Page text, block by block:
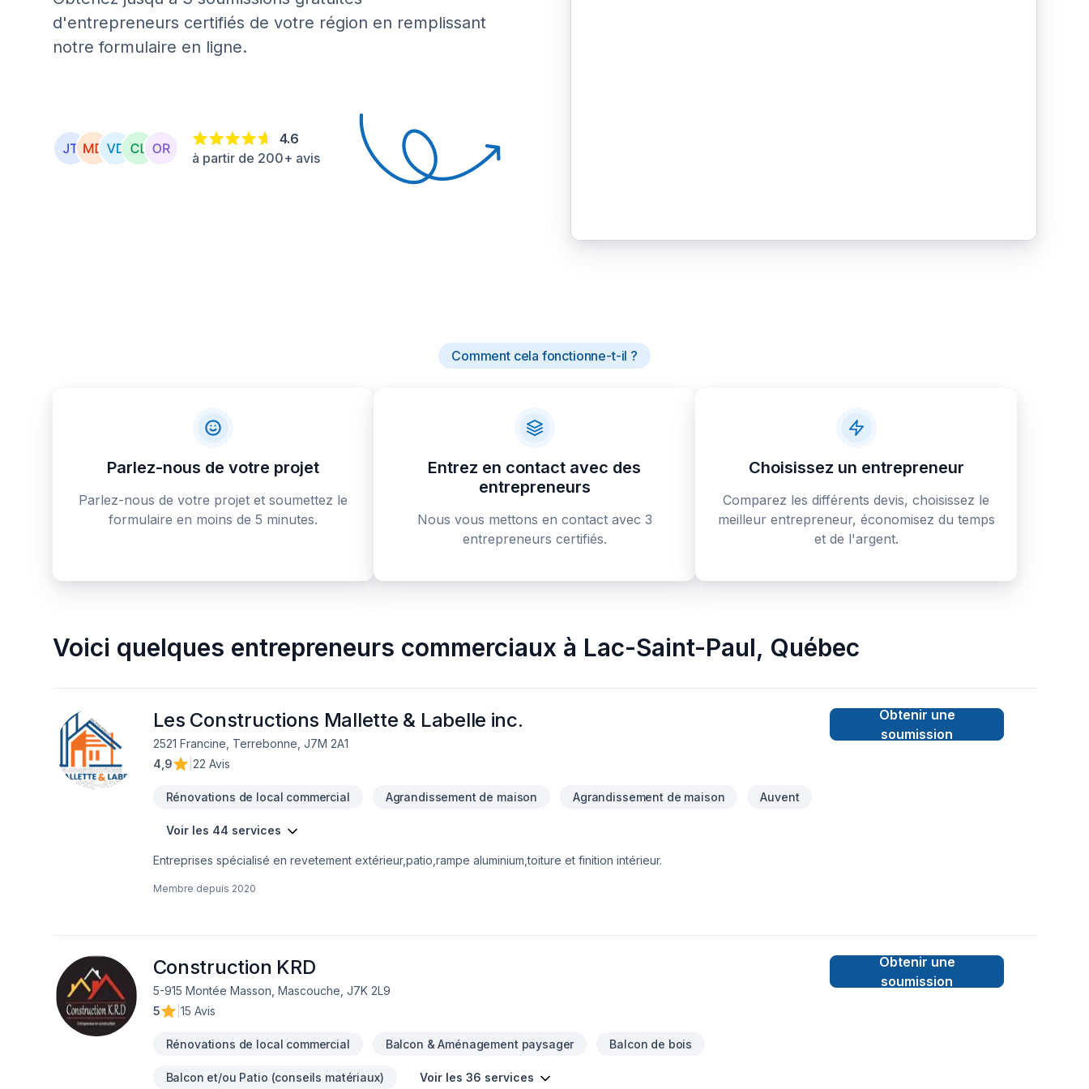
d'entrepreneurs certifiés de votre région en remplissant
notre formulaire en ligne.
4.6
à partir de 200+ avis
Comment cela fonctionne-t-il ?
Parlez-nous de votre projet
Parlez-nous de votre projet et soumettez le
formulaire en moins de 5 minutes.
Entrez en contact avec des
entrepreneurs
Nous vous mettons en contact avec 3
entrepreneurs certifiés.
Choisissez un entrepreneur
Comparez les différents devis, choisissez le
meilleur entrepreneur, économisez du temps
et de l'argent.
Voici quelques entrepreneurs commerciaux à Lac-Saint-Paul, Québec
Les Constructions Mallette & Labelle inc.
2521 Francine, Terrebonne, J7M 2A1
4,9
22 Avis
Rénovations de local commercial Agrandissement de maison Agrandissement de maison Auvent
Voir les 44 services
Entreprises spécialisé en revetement extérieur,patio,rampe aluminium,toiture et finition intérieur.
Membre depuis 2020
Obtenir une
soumission
Construction KRD
5-915 Montée Masson, Mascouche, J7K 2L9
5
15 Avis
Rénovations de local commercial Balcon & Aménagement paysager Balcon de bois
Balcon et/ou Patio (conseils matériaux) Voir les 36 services
Obtenir une
soumission